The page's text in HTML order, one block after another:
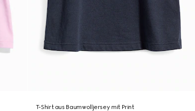
T-Shirt aus Baumwolljersey mit Print